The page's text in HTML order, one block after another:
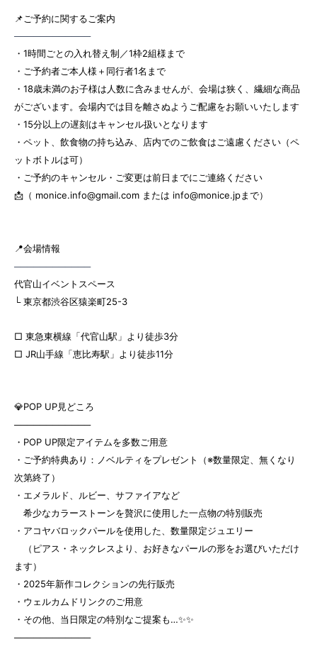
📌ご予約に関するご案内
────────────
・1時間ごとの入れ替え制／1枠2組様まで
・ご予約者ご本人様＋同行者1名まで
・18歳未満のお子様は人数に含みませんが、会場は狭く、繊細な商品
がございます。会場内では目を離さぬようご配慮をお願いいたします
・15分以上の遅刻はキャンセル扱いとなります
・ペット、飲食物の持ち込み、店内でのご飲食はご遠慮ください（ペ
ットボトルは可）
・ご予約のキャンセル・ご変更は前日までにご連絡ください
📩（ monice.info@gmail.com または info@monice.jpまで）
📍会場情報
────────────
代官山イベントスペース
└ 東京都渋谷区猿楽町25-3
□ 東急東横線「代官山駅」より徒歩3分
□ JR山手線「恵比寿駅」より徒歩11分
💎POP UP見どころ
────────────
・POP UP限定アイテムを多数ご用意
・ご予約特典あり：ノベルティをプレゼント（※数量限定、無くなり
次第終了）
・エメラルド、ルビー、サファイアなど
希少なカラーストーンを贅沢に使用した一点物の特別販売
・アコヤバロックパールを使用した、数量限定ジュエリー
（ピアス・ネックレスより、お好きなパールの形をお選びいただけ
ます）
・2025年新作コレクションの先行販売
・ウェルカムドリンクのご用意
・その他、当日限定の特別なご提案も…✨✨
────────────